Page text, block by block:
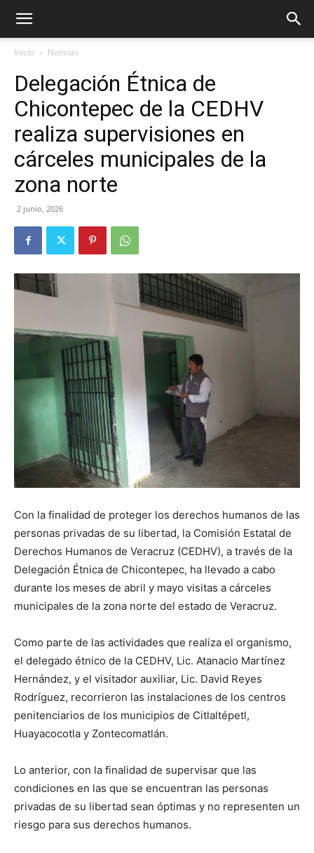
Inicio Noticias
Delegación Étnica de
Chicontepec de la CEDHV
realiza supervisiones en
cárceles municipales de la
zona norte
2 junio, 2026
Con la finalidad de proteger los derechos humanos de las
personas privadas de su libertad, la Comisión Estatal de
Derechos Humanos de Veracruz (CEDHV), a través de la
Delegación Étnica de Chicontepec, ha llevado a cabo
durante los meses de abril y mayo visitas a cárceles
municipales de la zona norte del estado de Veracruz.
Como parte de las actividades que realiza el organismo,
el delegado étnico de la CEDHV, Lic. Atanacio Martínez
Hernández, y el visitador auxiliar, Lic. David Reyes
Rodríguez, recorrieron las instalaciones de los centros
penitenciarios de los municipios de Citlaltépetl,
Huayacocotla y Zontecomatlán.
Lo anterior, con la finalidad de supervisar que las
condiciones en las que se encuentran las personas
privadas de su libertad sean óptimas y no representen un
riesgo para sus derechos humanos.